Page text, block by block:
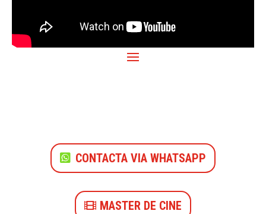
CONTACTA VIA WHATSAPP
MASTER DE CINE